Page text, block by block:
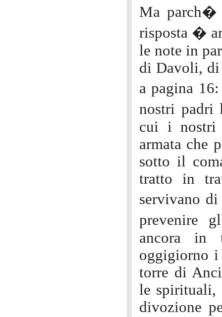
Ma parch�
risposta �
le note in
di Davoli, di
a pagina
nostri padri
cui i nostri
armata che
sotto il
tratto in
servivano
prevenire
ancora in
oggigiorno i
torre di
le spirituali,
divozione